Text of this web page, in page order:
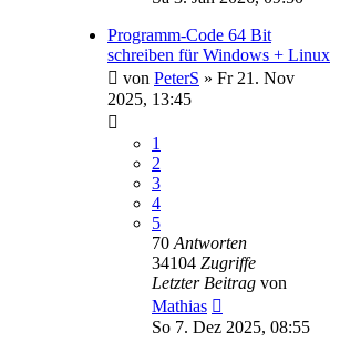
Programm-Code 64 Bit
schreiben für Windows + Linux
von PeterS » Fr 21. Nov
2025, 13:45
1
2
3
4
5
70 Antworten
34104 Zugriffe
Letzter Beitrag von
Mathias
So 7. Dez 2025, 08:55